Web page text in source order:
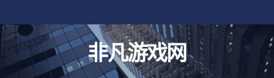
至
非凡游戏网